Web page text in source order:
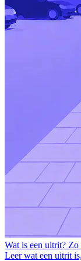
Wat is een uitrit?
Leer wat een uitrit